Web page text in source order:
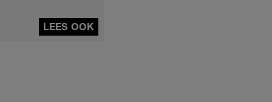
LEES OOK